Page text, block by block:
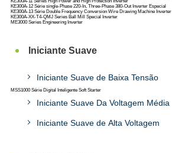
KE300A-12 Série single-Phase 220-In, Three-Phase 380-Out Inverter Especial
KE300A-13 Série Double Frequency Conversion Wire Drawing Machine Inverter
KE300A-XX-T4-QMJ Series Ball Mill Special Inverter
ME3000 Series Engineering Inverter
Iniciante Suave
Iniciante Suave de Baixa Tensão
MSS1000 Série Digital Inteligente Soft Starter
Iniciante Suave Da Voltagem Média
Iniciante Suave de Alta Voltagem